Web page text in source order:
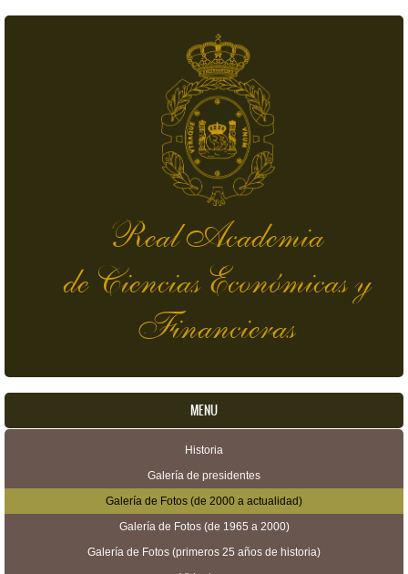
Real Academia
de Ciencias Económicas y
Financieras
MENU
Historia
Galería de presidentes
Galería de Fotos (de 2000 a actualidad)
Galería de Fotos (de 1965 a 2000)
Galería de Fotos (primeros 25 años de historia)